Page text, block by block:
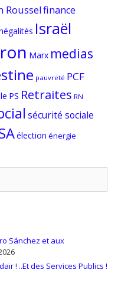
Rousselfinance
Israël
Marx medias
pauvreté PCF
PS Retraites RN
sécurité sociale
élection énergie
Sánchez et aux
! ..Et des Services Publics !